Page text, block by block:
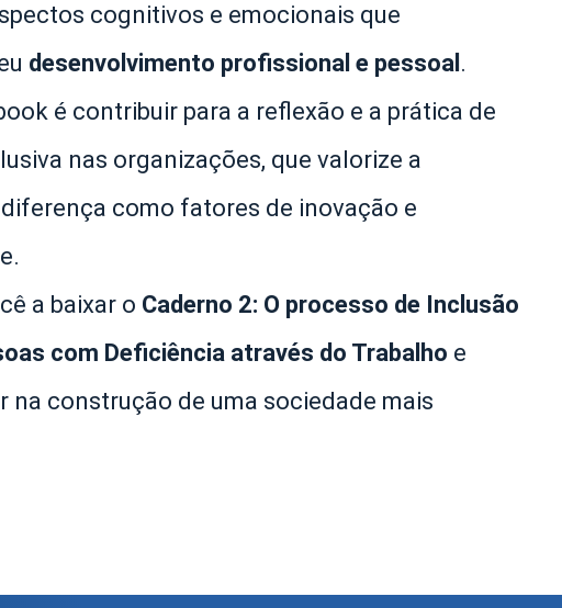
cognitivos e emocionais que
desenvolvimento profissional e pessoal .
é contribuir para a reflexão e a prática de
nas organizações, que valorize a
como fatores de inovação e
a baixar o Caderno 2: O processo de Inclusão
com Deficiência através do Trabalho e
na construção de uma sociedade mais